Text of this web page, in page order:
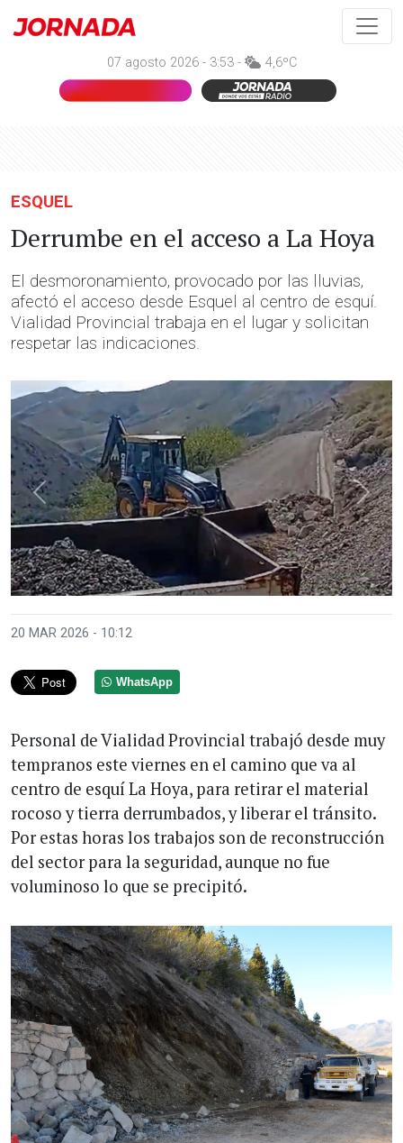
07 agosto 2026 - 3:53 - 4,6ºC
ESQUEL
Derrumbe en el acceso a La Hoya
El desmoronamiento, provocado por las lluvias,
afectó el acceso desde Esquel al centro de esquí.
Vialidad Provincial trabaja en el lugar y solicitan
respetar las indicaciones.
Anterior
20 MAR 2026 - 10:12
WhatsApp
Personal de Vialidad Provincial trabajó desde muy
tempranos este viernes en el camino que va al
centro de esquí La Hoya, para retirar el material
rocoso y tierra derrumbados, y liberar el tránsito.
Por estas horas los trabajos son de reconstrucción
del sector para la seguridad, aunque no fue
voluminoso lo que se precipitó.